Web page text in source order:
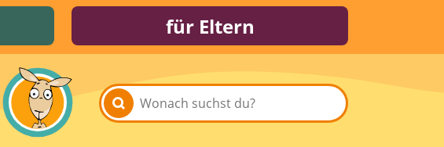
für Eltern